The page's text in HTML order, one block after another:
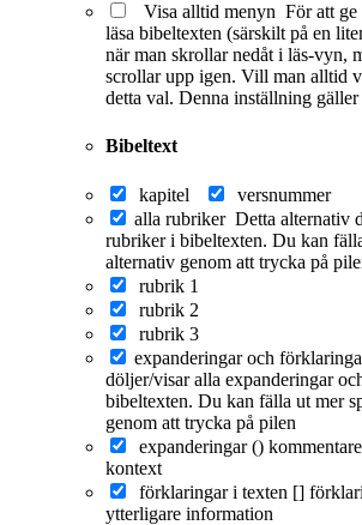
Visa alltid menyn För att
läsa bibeltexten (särskilt på en
när man skrollar nedåt i läs-vyn,
scrollar upp igen. Vill man alltid
detta val. Denna inställning
Bibeltext
kapitel
versnummer
alla rubriker Detta alternativ
rubriker i bibeltexten. Du kan
alternativ genom att trycka på
rubrik 1
rubrik 2
rubrik 3
expanderingar och
döljer/visar alla expanderingar
bibeltexten. Du kan fälla ut mer
genom att trycka på pilen
expanderingar ()
kontext
förklaringar i texten []
ytterligare information